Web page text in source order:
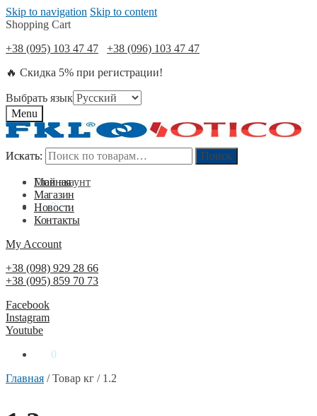
Skip to navigation Skip to content
Shopping Cart
+38 (095) 103 47 47
+38 (096) 103 47 47
🔥 Скидка 5% при регистрации!
Выбрать язык
Menu
Искать: Поиск
Мой акаунт
0₴ 0
Искать: Поиск
Главная
Магазин
Новости
Контакты
My Account
+38 (098) 929 28 66
+38 (095) 859 70 73
Facebook
Instagram
Youtube
0
Главная /Товар кг / 1.2